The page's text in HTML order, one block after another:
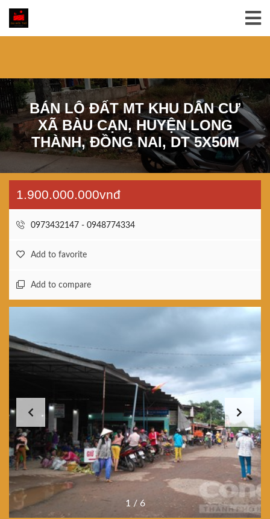
BÁN LÔ ĐẤT MT KHU DÂN CƯ
XÃ BÀU CẠN, HUYỆN LONG
THÀNH, ĐỒNG NAI, DT 5X50M
1.900.000.000vnđ
0973432147 - 0948774334
Add to favorite
Add to compare
1 / 6